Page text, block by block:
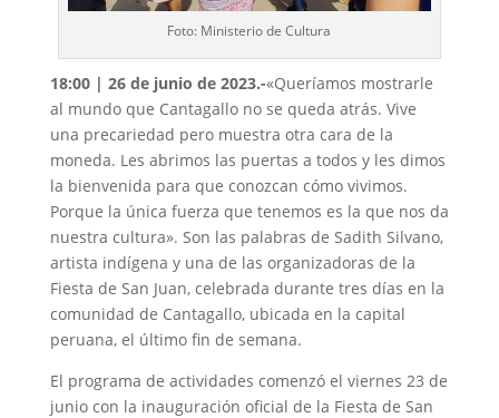
Foto: Ministerio de Cultura
18:00 | 26 de junio de 2023.-«Queríamos mostrarle
al mundo que Cantagallo no se queda atrás. Vive
una precariedad pero muestra otra cara de la
moneda. Les abrimos las puertas a todos y les dimos
la bienvenida para que conozcan cómo vivimos.
Porque la única fuerza que tenemos es la que nos da
nuestra cultura». Son las palabras de Sadith Silvano,
artista indígena y una de las organizadoras de la
Fiesta de San Juan, celebrada durante tres días en la
comunidad de Cantagallo, ubicada en la capital
peruana, el último fin de semana.
El programa de actividades comenzó el viernes 23 de
junio con la inauguración oficial de la Fiesta de San